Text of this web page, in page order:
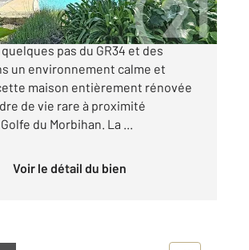
air de vacances toute l'année À
pas du GR34 et des
un environnement calme et
maison entièrement rénovée
de vie rare à proximité
du Morbihan. La ...
Voir le détail du bien